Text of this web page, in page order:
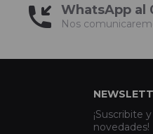
WhatsApp al
Nos
¡Suscribite
novedades!